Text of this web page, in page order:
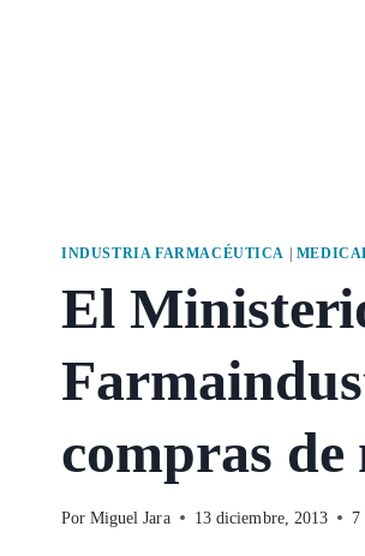
INDUSTRIA FARMACÉUTICA
El
compras de
Por Miguel Jara 13 diciembre, 2013 7